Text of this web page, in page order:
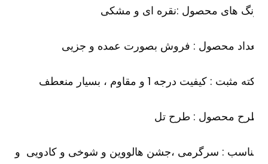
های محصول :نقره ای و مشکی
محصول : فروش بصورت عمده و جزیی
مثبت : کیفیت درجه 1 و مقاوم ، بسیار منعطف
محصول : طرح تل
: سرگرمی ،جشن هالووین و شوخی و کادویی و